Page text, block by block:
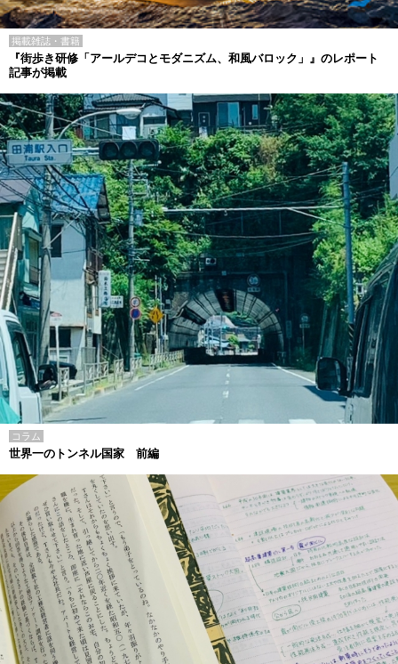
掲載雑誌・書籍
『街歩き研修「アールデコとモダニズム、和風バロック」』のレポート
記事が掲載
コラム
世界一のトンネル国家 前編